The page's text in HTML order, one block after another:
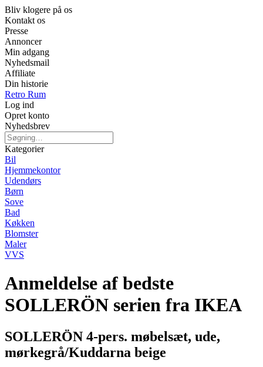
Bliv klogere på os
Kontakt os
Presse
Annoncer
Min adgang
Nyhedsmail
Affiliate
Din historie
Retro Rum
Log ind
Opret konto
Nyhedsbrev
Kategorier
Bil
Hjemmekontor
Udendørs
Børn
Sove
Bad
Køkken
Blomster
Maler
VVS
Anmeldelse af bedste
SOLLERÖN serien fra IKEA
SOLLERÖN 4-pers. møbelsæt, ude,
mørkegrå/Kuddarna beige